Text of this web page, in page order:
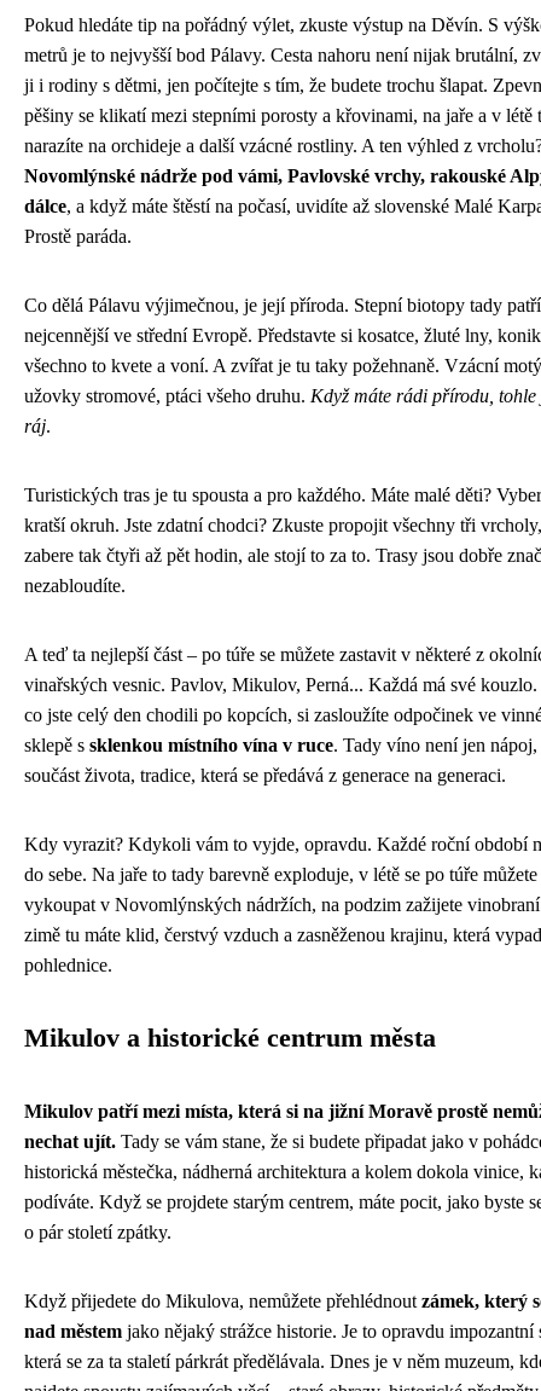
Pokud hledáte tip na pořádný výlet, zkuste výstup na Děvín. S
metrů je to nejvyšší bod Pálavy. Cesta nahoru není nijak brutální,
ji i rodiny s dětmi, jen počítejte s tím, že budete trochu šlapat.
pěšiny se klikatí mezi stepními porosty a křovinami, na jaře a v létě
narazíte na orchideje a další vzácné rostliny. A ten výhled z
Novomlýnské nádrže pod vámi, Pavlovské vrchy, rakouské
dálce, a když máte štěstí na počasí, uvidíte až slovenské Malé
Prostě paráda.
Co dělá Pálavu výjimečnou, je její příroda. Stepní biotopy tady
nejcennější ve střední Evropě. Představte si kosatce, žluté lny,
všechno to kvete a voní. A zvířat je tu taky požehnaně. Vzácní
užovky stromové, ptáci všeho druhu. Když máte rádi přírodu, tohle
ráj.
Turistických tras je tu spousta a pro každého. Máte malé děti?
kratší okruh. Jste zdatní chodci? Zkuste propojit všechny tři
zabere tak čtyři až pět hodin, ale stojí to za to. Trasy jsou dobře
nezabloudíte.
A teď ta nejlepší část – po túře se můžete zastavit v některé z
vinařských vesnic. Pavlov, Mikulov, Perná... Každá má své
co jste celý den chodili po kopcích, si zasloužíte odpočinek ve
sklepě s sklenkou místního vína v ruce. Tady víno není jen
součást života, tradice, která se předává z generace na generaci.
Kdy vyrazit? Kdykoli vám to vyjde, opravdu. Každé roční období
do sebe. Na jaře to tady barevně exploduje, v létě se po túře můžete
vykoupat v Novomlýnských nádržích, na podzim zažijete
zimě tu máte klid, čerstvý vzduch a zasněženou krajinu, která
pohlednice.
Mikulov a historické centrum města
Mikulov patří mezi místa, která si na jižní Moravě prostě
nechat ujít. Tady se vám stane, že si budete připadat jako v
historická městečka, nádherná architektura a kolem dokola vinice,
podíváte. Když se projdete starým centrem, máte pocit, jako byste
o pár století zpátky.
Když přijedete do Mikulova, nemůžete přehlédnout zámek, který
nad městem jako nějaký strážce historie. Je to opravdu impozantní
která se za ta staletí párkrát předělávala. Dnes je v něm muzeum,